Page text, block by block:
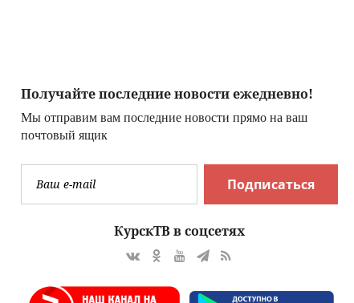
Получайте последние новости ежедневно!
Мы отправим вам последние новости прямо на ваш
почтовый ящик
Подписаться
КурскТВ в соцсетях